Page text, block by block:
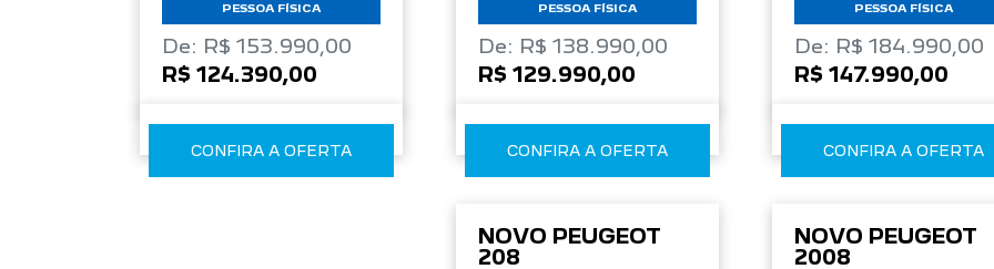
PESSOA FÍSICA
De: R$ 153.990,00
R$ 124.390,00
CONFIRA A OFERTA
PESSOA FÍSICA
De: R$ 138.990,00
R$ 129.990,00
CONFIRA A OFERTA
PESSOA FÍSICA
De: R$ 184.990,00
R$ 147.990,00
CONFIRA A OFERTA
NOVO PEUGEOT
208
NOVO PEUGEOT
2008